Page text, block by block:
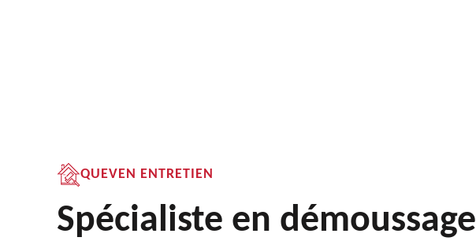
QUEVEN ENTRETIEN
Spécialiste en démoussage